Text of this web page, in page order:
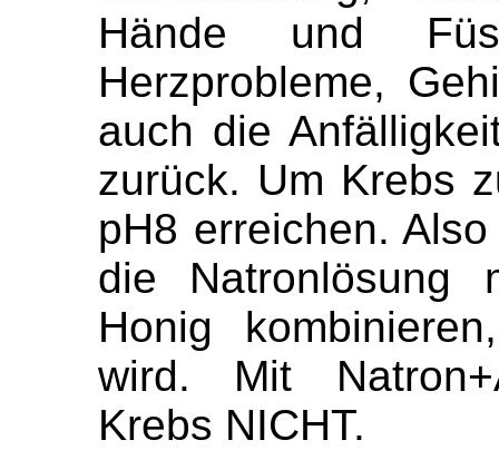
Hände und
Herzprobleme,
auch die
zurück. Um Krebs
pH8 erreichen.
die Natronlösung
Honig
wird. Mit
Krebs NICHT.